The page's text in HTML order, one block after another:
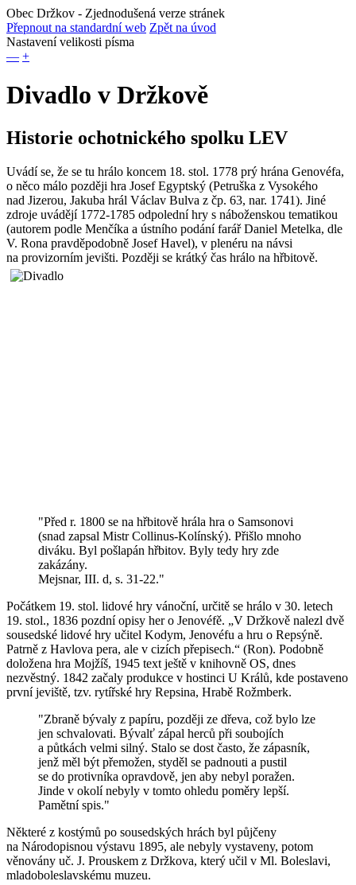
Obec Držkov - Zjednodušená verze stránek
Přepnout na standardní web Zpět na úvod
Nastavení velikosti písma
— +
Divadlo v Držkově
Historie ochotnického spolku LEV
Uvádí se, že se tu hrálo koncem 18. stol. 1778 prý hrána Genovéfa,
o něco málo později hra Josef Egyptský (Petruška z Vysokého
nad Jizerou, Jakuba hrál Václav Bulva z čp. 63, nar. 1741). Jiné
zdroje uvádějí 1772-1785 odpolední hry s náboženskou tematikou
(autorem podle Menčíka a ústního podání farář Daniel Metelka, dle
V. Rona pravděpodobně Josef Havel), v plenéru na návsi
na provizorním jevišti. Později se krátký čas hrálo na hřbitově.
"Před r. 1800 se na hřbitově hrála hra o Samsonovi
(snad zapsal Mistr Collinus-Kolínský). Přišlo mnoho
diváku. Byl pošlapán hřbitov. Byly tedy hry zde
zakázány.
Mejsnar, III. d, s. 31-22."
Počátkem 19. stol. lidové hry vánoční, určitě se hrálo v 30. letech
19. stol., 1836 pozdní opisy her o Jenovéfě. „V Držkově nalezl dvě
sousedské lidové hry učitel Kodym, Jenovéfu a hru o Repsýně.
Patrně z Havlova pera, ale v cizích přepisech.“ (Ron). Podobně
doložena hra Mojžíš, 1945 text ještě v knihovně OS, dnes
nezvěstný. 1842 začaly produkce v hostinci U Králů, kde postaveno
první jeviště, tzv. rytířské hry Repsina, Hrabě Rožmberk.
"Zbraně bývaly z papíru, později ze dřeva, což bylo lze
jen schvalovati. Bývalť zápal herců při soubojích
a půtkách velmi silný. Stalo se dost často, že zápasník,
jenž měl být přemožen, styděl se padnouti a pustil
se do protivníka opravdově, jen aby nebyl poražen.
Jinde v okolí nebyly v tomto ohledu poměry lepší.
Pamětní spis."
Některé z kostýmů po sousedských hrách byl půjčeny
na Národopisnou výstavu 1895, ale nebyly vystaveny, potom
věnovány uč. J. Prouskem z Držkova, který učil v Ml. Boleslavi,
mladoboleslavskému muzeu.